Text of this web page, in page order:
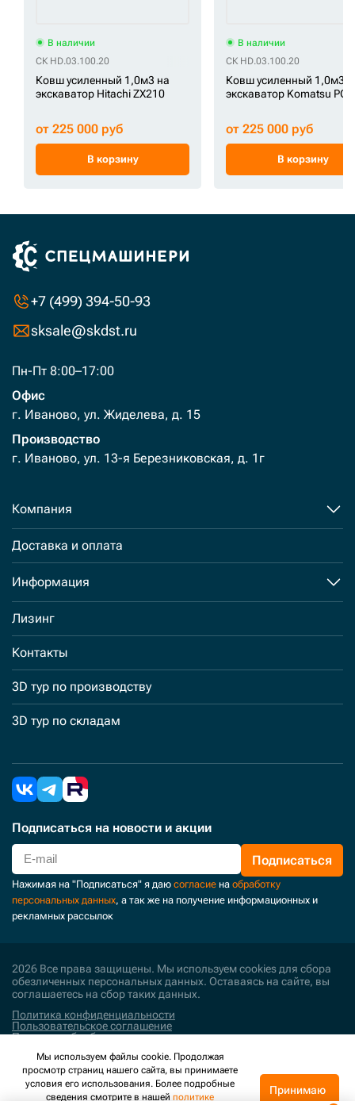
В наличии
СК HD.03.100.20
Ковш усиленный 1,0м3 на
экскаватор Hitachi ZX210
от 225 000 руб
В корзину
В наличии
СК HD.03.100.20
Ковш усиленный 1,0м3
экскаватор Komatsu
от 225 000 руб
В корзину
+7 (499) 394-50-93
sksale@skdst.ru
Пн-Пт 8:00–17:00
Офис
г. Иваново, ул. Жиделева, д. 15
Производство
г. Иваново, ул. 13-я Березниковская, д. 1г
Компания
Доставка и оплата
Информация
Лизинг
Контакты
3D тур по производству
3D тур по складам
Подписаться на новости и акции
Подписаться
Нажимая на "Подписаться" я даю согласие на обработку
персональных данных, а так же на получение информационных и
рекламных рассылок
2026 Все права защищены. Мы используем cookies для сбора
обезличенных персональных данных. Оставаясь на сайте, вы
соглашаетесь на сбор таких данных.
Политика конфиденциальности
Пользовательское соглашение
Политика обработки персональных данных
Поддержка и развитие
Мы используем файлы cookie. Продолжая
просмотр страниц нашего сайта, вы принимаете
условия его использования. Более подробные
сведения смотрите в нашей политике
Принимаю